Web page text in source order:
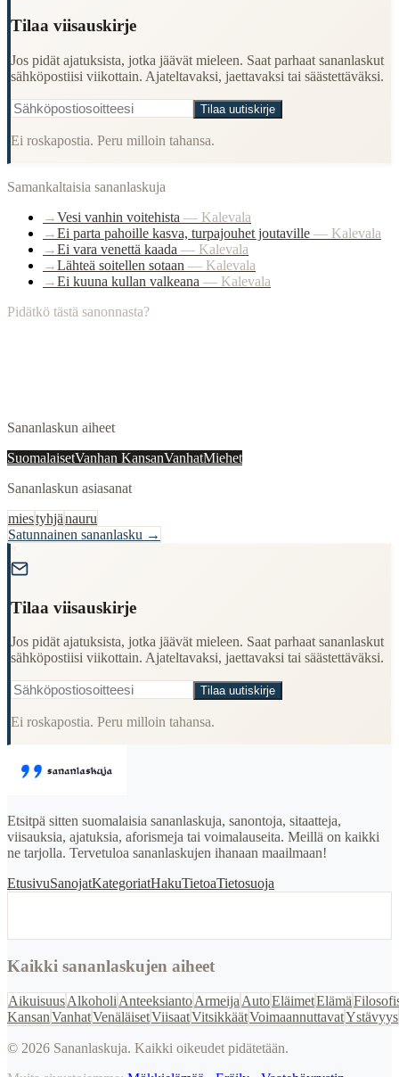
Tilaa viisauskirje
Jos pidät ajatuksista, jotka jäävät mieleen. Saat parhaat sananlaskut
sähköpostiisi viikottain. Ajateltavaksi, jaettavaksi tai säästettäväksi.
Tilaa uutiskirje
Ei roskapostia. Peru milloin tahansa.
Samankaltaisia sananlaskuja
→Vesi vanhin voitehista — Kalevala
→Ei parta pahoille kasva, turpajouhet joutaville — Kalevala
→Ei vara venettä kaada — Kalevala
→Lähteä soitellen sotaan — Kalevala
→Ei kuuna kullan valkeana — Kalevala
Pidätkö tästä sanonnasta?
Sananlaskun aiheet
SuomalaisetVanhan KansanVanhatMiehet
Sananlaskun asiasanat
miestyhjänauru
Satunnainen sananlasku →
Tilaa viisauskirje
Jos pidät ajatuksista, jotka jäävät mieleen. Saat parhaat sananlaskut
sähköpostiisi viikottain. Ajateltavaksi, jaettavaksi tai säästettäväksi.
Tilaa uutiskirje
Ei roskapostia. Peru milloin tahansa.
Etsitpä sitten suomalaisia sananlaskuja, sanontoja, sitaatteja,
viisauksia, ajatuksia, aforismeja tai voimalauseita. Meillä on kaikki
ne tarjolla. Tervetuloa sananlaskujen ihanaan maailmaan!
EtusivuSanojatKategoriatHakuTietoaTietosuoja
Kaikki sananlaskujen aiheet
AikuisuusAlkoholi AnteeksiantoArmeija AutoEläimetElämä
KansanVanhatVenäläisetViisaatVitsikkäätVoimaannuttavatYstävyys
© 2026 Sananlaskuja. Kaikki oikeudet pidätetään.